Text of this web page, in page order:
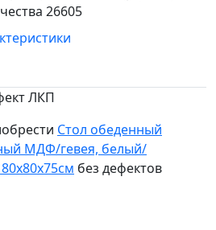
26605
ЛКП
Стол обеденный
МДФ/гевея, белый/
без дефектов